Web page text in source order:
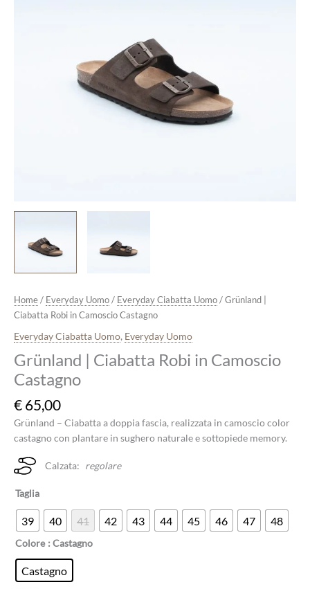
Home / Everyday Uomo / Everyday Ciabatta Uomo / Grünland |
Ciabatta Robi in Camoscio Castagno
Everyday Ciabatta Uomo, Everyday Uomo
Grünland | Ciabatta Robi in Camoscio
Castagno
€ 65,00
Grünland – Ciabatta a doppia fascia, realizzata in camoscio color
castagno con plantare in sughero naturale e sottopiede memory.
Calzata: regolare
Taglia
39 40 41 42 43 44 45 46 47 48
Colore : Castagno
Castagno